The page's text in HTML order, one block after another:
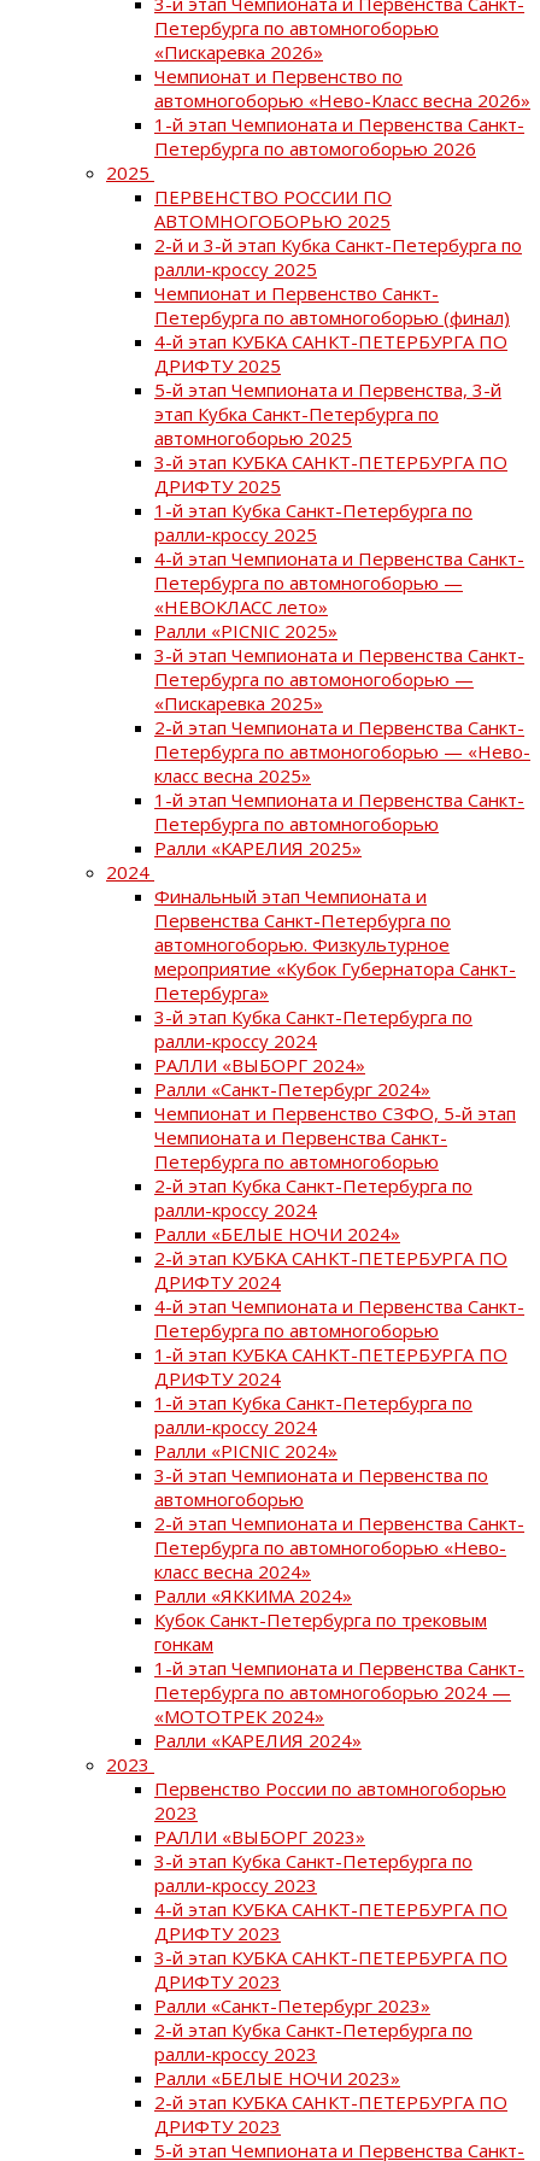
Петербурга по автомногоборью
«Пискаревка 2026»
Чемпионат и Первенство по
автомногоборью «Нево-Класс весна 2026»
1-й этап Чемпионата и Первенства Санкт-
Петербурга по автомогоборью 2026
2025
ПЕРВЕНСТВО РОССИИ ПО
АВТОМНОГОБОРЬЮ 2025
2-й и 3-й этап Кубка Санкт-Петербурга по
ралли-кроссу 2025
Чемпионат и Первенство Санкт-
Петербурга по автомногоборью (финал)
4-й этап КУБКА САНКТ-ПЕТЕРБУРГА ПО
ДРИФТУ 2025
5-й этап Чемпионата и Первенства, 3-й
этап Кубка Санкт-Петербурга по
автомногоборью 2025
3-й этап КУБКА САНКТ-ПЕТЕРБУРГА ПО
ДРИФТУ 2025
1-й этап Кубка Санкт-Петербурга по
ралли-кроссу 2025
4-й этап Чемпионата и Первенства Санкт-
Петербурга по автомногоборью —
«НЕВОКЛАСС лето»
Ралли «PICNIC 2025»
3-й этап Чемпионата и Первенства Санкт-
Петербурга по автомоногоборью —
«Пискаревка 2025»
2-й этап Чемпионата и Первенства Санкт-
Петербурга по автмоногоборью — «Нево-
класс весна 2025»
1-й этап Чемпионата и Первенства Санкт-
Петербурга по автомногоборью
Ралли «КАРЕЛИЯ 2025»
2024
Финальный этап Чемпионата и
Первенства Санкт-Петербурга по
автомногоборью. Физкультурное
мероприятие «Кубок Губернатора Санкт-
Петербурга»
3-й этап Кубка Санкт-Петербурга по
ралли-кроссу 2024
РАЛЛИ «ВЫБОРГ 2024»
Ралли «Санкт-Петербург 2024»
Чемпионат и Первенство СЗФО, 5-й этап
Чемпионата и Первенства Санкт-
Петербурга по автомногоборью
2-й этап Кубка Санкт-Петербурга по
ралли-кроссу 2024
Ралли «БЕЛЫЕ НОЧИ 2024»
2-й этап КУБКА САНКТ-ПЕТЕРБУРГА ПО
ДРИФТУ 2024
4-й этап Чемпионата и Первенства Санкт-
Петербурга по автомногоборью
1-й этап КУБКА САНКТ-ПЕТЕРБУРГА ПО
ДРИФТУ 2024
1-й этап Кубка Санкт-Петербурга по
ралли-кроссу 2024
Ралли «PICNIC 2024»
3-й этап Чемпионата и Первенства по
автомногоборью
2-й этап Чемпионата и Первенства Санкт-
Петербурга по автомногоборью «Нево-
класс весна 2024»
Ралли «ЯККИМА 2024»
Кубок Санкт-Петербурга по трековым
гонкам
1-й этап Чемпионата и Первенства Санкт-
Петербурга по автомногоборью 2024 —
«МОТОТРЕК 2024»
Ралли «КАРЕЛИЯ 2024»
2023
Первенство России по автомногоборью
2023
РАЛЛИ «ВЫБОРГ 2023»
3-й этап Кубка Санкт-Петербурга по
ралли-кроссу 2023
4-й этап КУБКА САНКТ-ПЕТЕРБУРГА ПО
ДРИФТУ 2023
3-й этап КУБКА САНКТ-ПЕТЕРБУРГА ПО
ДРИФТУ 2023
Ралли «Санкт-Петербург 2023»
2-й этап Кубка Санкт-Петербурга по
ралли-кроссу 2023
Ралли «БЕЛЫЕ НОЧИ 2023»
2-й этап КУБКА САНКТ-ПЕТЕРБУРГА ПО
ДРИФТУ 2023
5-й этап Чемпионата и Первенства Санкт-